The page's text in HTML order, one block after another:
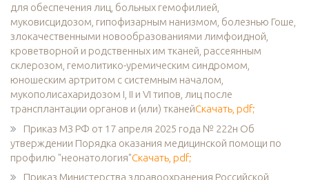
для обеспечения лиц, больных гемофилией,
муковисцидозом, гипофизарным нанизмом, болезнью Гоше,
злокачественными новообразованиями лимфоидной,
кроветворной и родственных им тканей, рассеянным
склерозом, гемолитико-уремическим синдромом,
юношеским артритом с системным началом,
мукополисахаридозом I, II и VI типов, лиц после
трансплантации органов и (или) тканейСкачать, pdf;
Приказ МЗ РФ от 17 апреля 2025 года № 222н Об
утверждении Порядка оказания медицинской помощи по
профилю "неонатология"Скачать, pdf;
Приказ Министерства здравоохранения Российской